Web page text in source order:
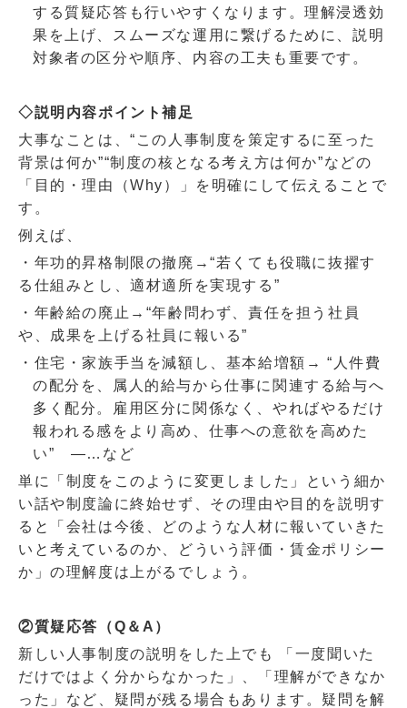
する質疑応答も行いやすくなります。理解浸透効
果を上げ、スムーズな運用に繋げるために、説明
対象者の区分や順序、内容の工夫も重要です。
◇説明内容ポイント補足
大事なことは、“この人事制度を策定するに至った
背景は何か”“制度の核となる考え方は何か”などの
「目的・理由（Why ）」を明確にして伝えることで
す。
例えば、
・年功的昇格制限の撤廃→“若くても役職に抜擢す
る仕組みとし、適材適所を実現する”
・年齢給の廃止→“年齢問わず、責任を担う社員
や、成果を上げる社員に報いる”
・住宅・家族手当を減額し、基本給増額→ “人件費
の配分を、属人的給与から仕事に関連する給与へ
多く配分。雇用区分に関係なく、やればやるだけ
報われる感をより高め、仕事への意欲を高めた
い” ―…など
単に「制度をこのように変更しました」という細か
い話や制度論に終始せず、その理由や目的を説明す
ると「会社は今後、どのような人材に報いていきた
いと考えているのか、どういう評価・賃金ポリシー
か」の理解度は上がるでしょう。
②質疑応答（Q ＆ A ）
新しい人事制度の説明をした上でも 「一度聞いた
だけではよく分からなかった」、「理解ができなか
った」など、疑問が残る場合もあります。疑問を解